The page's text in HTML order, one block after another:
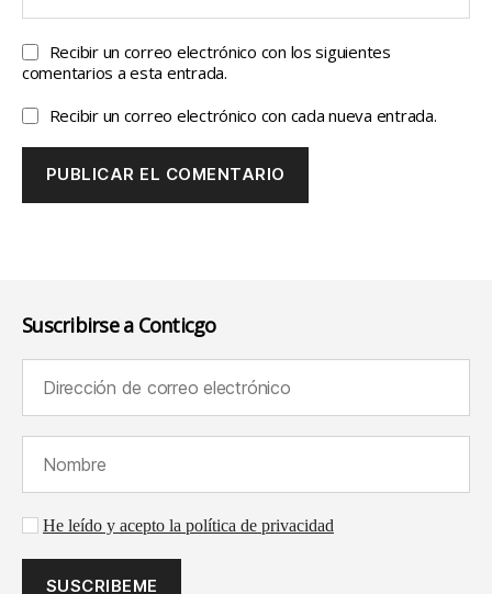
Recibir un correo electrónico con los siguientes
comentarios a esta entrada.
Recibir un correo electrónico con cada nueva entrada.
Suscribirse a Conticgo
Aceptación de la política de privacidad
He leído y acepto la política de privacidad